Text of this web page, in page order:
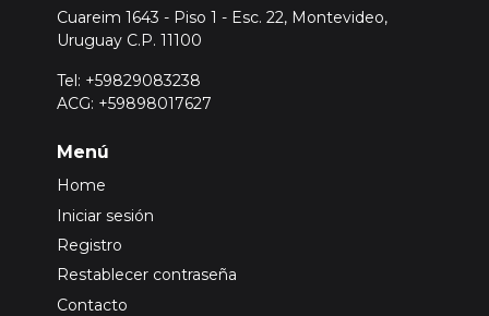
Cuareim 1643 - Piso 1 - Esc. 22, Montevideo,
Uruguay C.P. 11100
Tel: +59829083238
ACG: +59898017627
Menú
Home
Iniciar sesión
Registro
Restablecer contraseña
Contacto